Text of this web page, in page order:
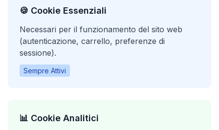
🍪 Cookie Essenziali
Necessari per il funzionamento del sito web
(autenticazione, carrello, preferenze di
sessione).
Sempre Attivi
📊 Cookie Analitici